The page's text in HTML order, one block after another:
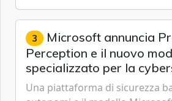
artificiale dell'azienda di Mark
3 Microsoft annuncia
Perception e il nuovo
specializzato per la
Una piattaforma di sicurezza